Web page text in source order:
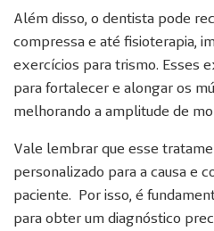
Além disso, o dentista pode
compressa e até fisioterapia,
exercícios para trismo. Esses
para fortalecer e alongar os
melhorando a amplitude de
Vale lembrar que esse
personalizado para a causa e
paciente. Por isso, é
para obter um diagnóstico